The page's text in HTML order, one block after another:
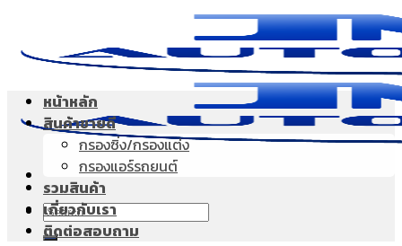
Search
for:
หน้าหลัก
สินค้าขายดี
กรองซิ่ง/กรองแต่ง
กรองแอร์รถยนต์
รวมสินค้า
เกี่ยวกับเรา
ติดต่อสอบถาม